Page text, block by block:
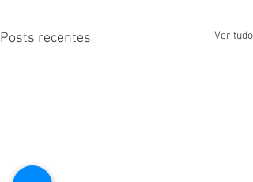
Posts recentes Ver tudo